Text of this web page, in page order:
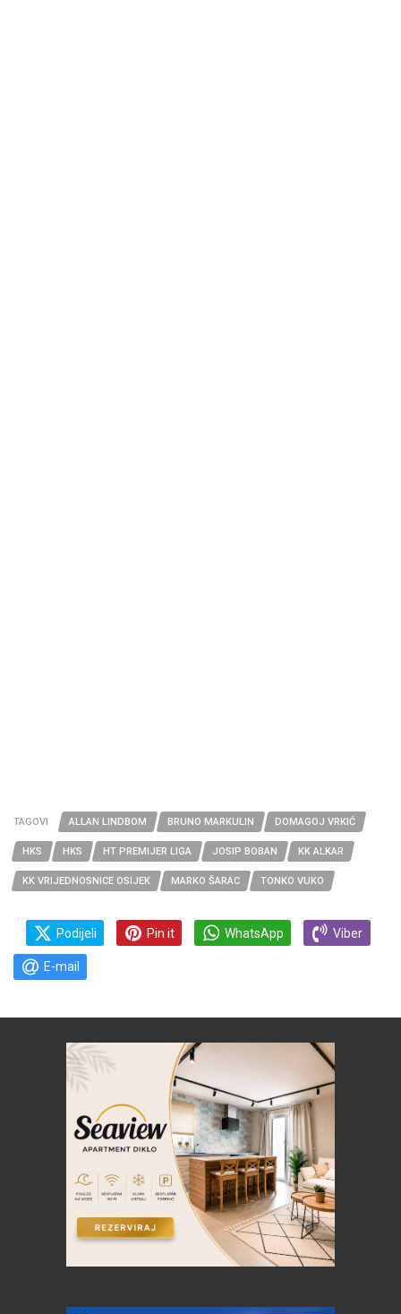
TAGOVI ALLAN LINDBOM BRUNO MARKULIN DOMAGOJ VRKIĆ
HKS HKS HT PREMIJER LIGA JOSIP BOBAN KK ALKAR
KK VRIJEDNOSNICE OSIJEK MARKO ŠARAC TONKO VUKO
Podijeli Pin it WhatsApp Viber
E-mail